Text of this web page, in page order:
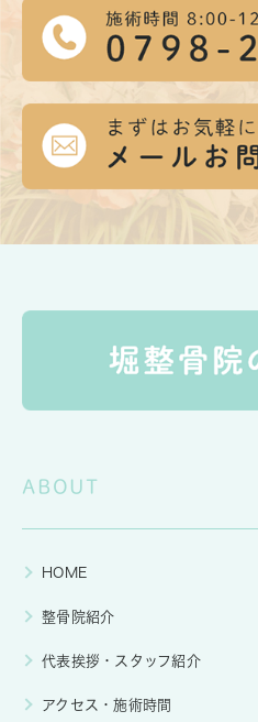
ABOUT
HOME
整骨院紹介
代表挨拶・スタッフ紹介
アクセス・施術時間